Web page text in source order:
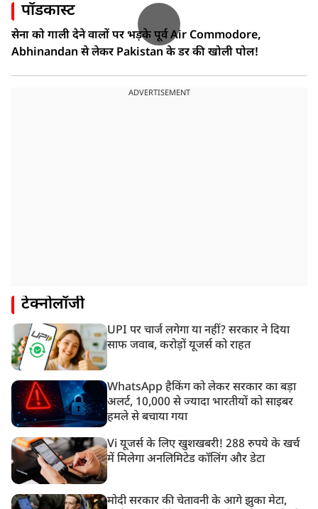
पॉडकास्ट
सेना को गाली देने वालों पर भड़के पूर्व Air Commodore,
Abhinandan से लेकर Pakistan के डर की खोली पोल!
ADVERTISEMENT
टेक्नोलॉजी
UPI पर चार्ज लगेगा या नहीं? सरकार ने दिया
साफ जवाब, करोड़ों यूजर्स को राहत
WhatsApp हैकिंग को लेकर सरकार का बड़ा
अलर्ट, 10,000 से ज्यादा भारतीयों को साइबर
हमले से बचाया गया
Vi यूजर्स के लिए खुशखबरी! 288 रुपये के खर्च
में मिलेगा अनलिमिटेड कॉलिंग और डेटा
मोदी सरकार की चेतावनी के आगे झुका मेटा,